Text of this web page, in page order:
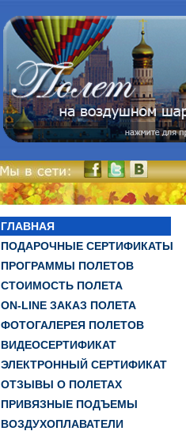
ГЛАВНАЯ
ПОДАРОЧНЫЕ СЕРТИФИКАТЫ
ПРОГРАММЫ ПОЛЕТОВ
СТОИМОСТЬ ПОЛЕТА
ON-LINE ЗАКАЗ ПОЛЕТА
ФОТОГАЛЕРЕЯ ПОЛЕТОВ
ВИДЕОСЕРТИФИКАТ
ЭЛЕКТРОННЫЙ СЕРТИФИКАТ
ОТЗЫВЫ О ПОЛЕТАХ
ПРИВЯЗНЫЕ ПОДЪЕМЫ
ВОЗДУХОПЛАВАТЕЛИ